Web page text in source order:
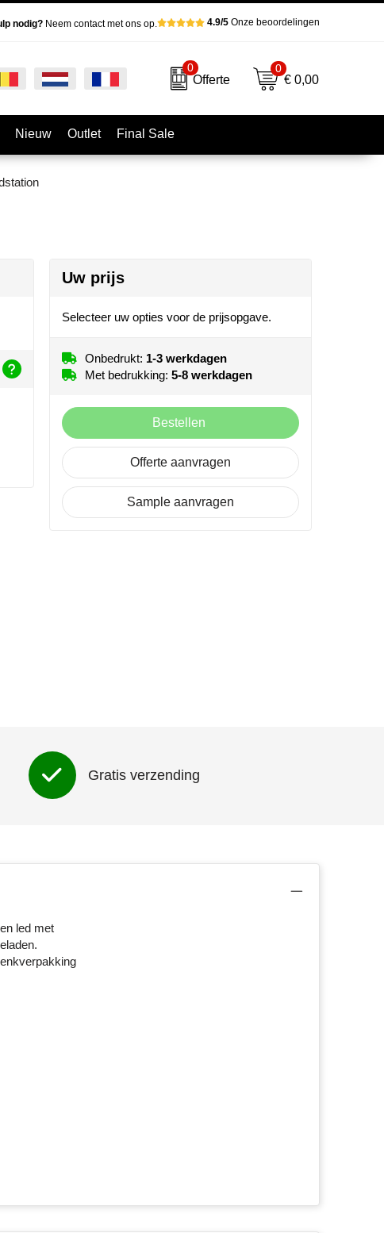
nodig?Neem contact met ons op. 4.9/5Onze beoordelingen
0
Offerte
0
€ 0,00
Nieuw Outlet Final Sale
Uw prijs
Selecteer uw opties voor de prijsopgave.
Onbedrukt: 1-3 werkdagen
Met bedrukking: 5-8 werkdagen
Bestellen
Offerte aanvragen
Sample aanvragen
Gratis verzending
led met